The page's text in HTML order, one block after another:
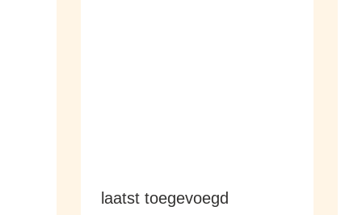
laatst toegevoegd